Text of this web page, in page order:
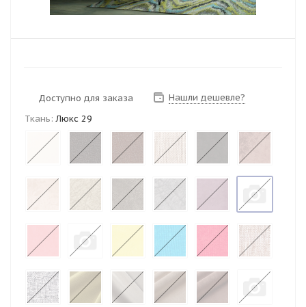
Доступно для заказа
Нашли дешевле?
Ткань: Люкс 29